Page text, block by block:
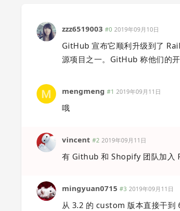
zzz6519003 #0 2019年09月10日
GitHub 宣布它顺利升级到了
源项目之一。GitHub 称他们的
mengmeng #1 2019年09月11日
哦
vincent #2 2019年09月11日
有 Github 和 Shopify 团队加入
mingyuan0715 #3 2019年09月11日
从 3.2 的 custom 版本直接干到